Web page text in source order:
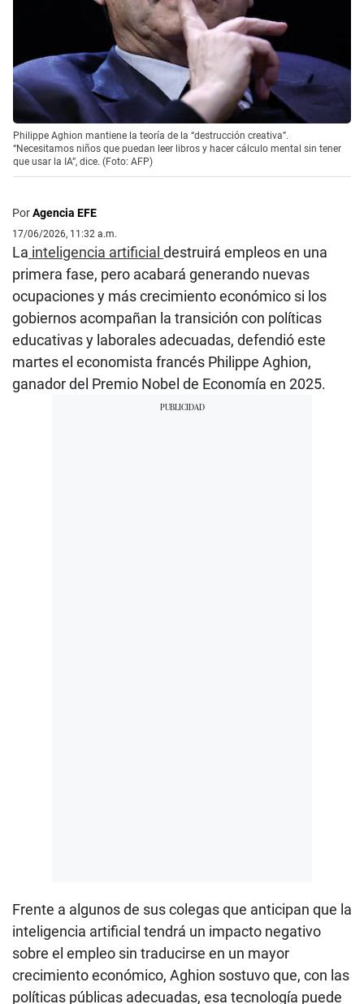
Philippe Aghion mantiene la teoría de la “destrucción creativa”.
“Necesitamos niños que puedan leer libros y hacer cálculo mental sin tener
que usar la IA”, dice. (Foto: AFP)
PorAgencia EFE
17/06/2026, 11:32 a.m.
La inteligencia artificial destruirá empleos en una
primera fase, pero acabará generando nuevas
ocupaciones y más crecimiento económico si los
gobiernos acompañan la transición con políticas
educativas y laborales adecuadas, defendió este
martes el economista francés Philippe Aghion,
ganador del Premio Nobel de Economía en 2025.
Frente a algunos de sus colegas que anticipan que la
inteligencia artificial tendrá un impacto negativo
sobre el empleo sin traducirse en un mayor
crecimiento económico, Aghion sostuvo que, con las
políticas públicas adecuadas, esa tecnología puede